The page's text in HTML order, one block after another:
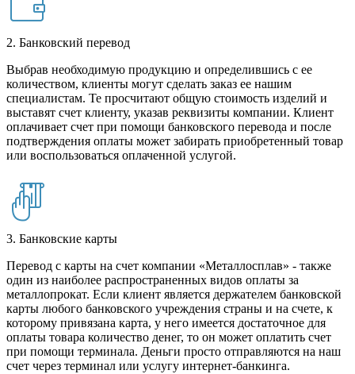
2. Банковский перевод
Выбрав необходимую продукцию и определившись с ее
количеством, клиенты могут сделать заказ ее нашим
специалистам. Те просчитают общую стоимость изделий и
выставят счет клиенту, указав реквизиты компании. Клиент
оплачивает счет при помощи банковского перевода и после
подтверждения оплаты может забирать приобретенный товар
или воспользоваться оплаченной услугой.
3. Банковские карты
Перевод с карты на счет компании «Металлосплав» - также
один из наиболее распространенных видов оплаты за
металлопрокат. Если клиент является держателем банковской
карты любого банковского учреждения страны и на счете, к
которому привязана карта, у него имеется достаточное для
оплаты товара количество денег, то он может оплатить счет
при помощи терминала. Деньги просто отправляются на наш
счет через терминал или услугу интернет-банкинга.